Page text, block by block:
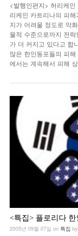
낚시/비치
골프
<발행인편지> 허리케
리케인 카트리나의 피
지가 어려울 정도로 악
물적 수준으로까지 전
가 더 커지고 있다고 합
많은 한인동포들의 피
에서는 계속해서 피해
<특집> 플로리다
2005년 09월 07일 on 특집 by